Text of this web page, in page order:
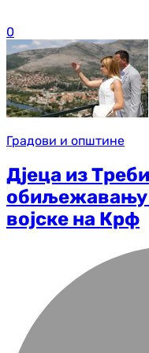
0
Градови и општине
Дјеца из
обиљежавању
војске на Крф